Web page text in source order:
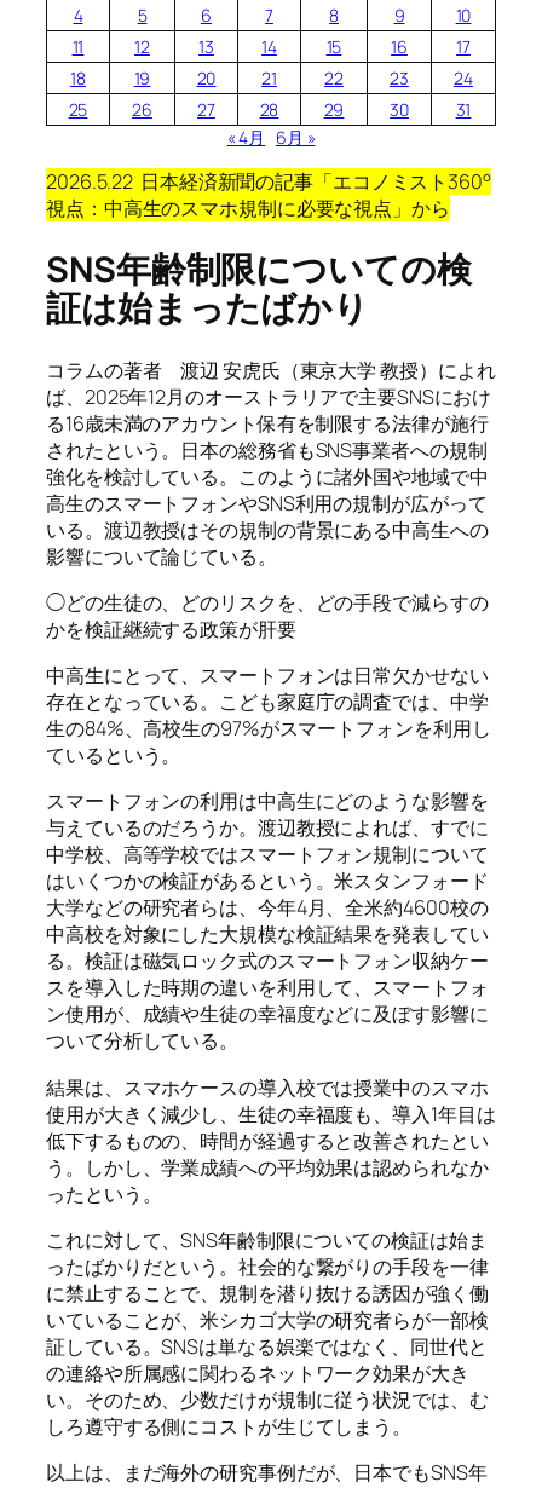
4
5 6 7 8 9
10
11
12 13 14 15 16
17
18
19 20 21 22 23
24
25
26 27 28 29 30
31
« 4月
6月 »
2026.5.22 日本経済新聞の記事「エコノミスト360°
視点：中高生のスマホ規制に必要な視点 」から
SNS年齢制限についての検
証は始まったばかり
コラムの著者 渡辺 安虎氏（東京大学 教授）によれ
ば、2025年12月のオーストラリアで主要SNSにおけ
る16歳未満のアカウント保有を制限する法律が施行
されたという。日本の総務省もSNS事業者への規制
強化を検討している。このように諸外国や地域で中
高生のスマートフォンやSNS利用の規制が広がって
いる。渡辺教授はその規制の背景にある中高生への
影響について論じている。
◯どの生徒の、どのリスクを、どの手段で減らすの
かを検証継続する政策が肝要
中高生にとって、スマートフォンは日常欠かせない
存在となっている。こども家庭庁の調査では、中学
生の84%、高校生の97%がスマートフォンを利用し
ているという。
スマートフォンの利用は中高生にどのような影響を
与えているのだろうか。渡辺教授によれば、すでに
中学校、高等学校ではスマートフォン規制について
はいくつかの検証があるという。米スタンフォード
大学などの研究者らは、今年4月、全米約4600校の
中高校を対象にした大規模な検証結果を発表してい
る。検証は磁気ロック式のスマートフォン収納ケー
スを導入した時期の違いを利用して、スマートフォ
ン使用が、成績や生徒の幸福度などに及ぼす影響に
ついて分析している。
結果は、スマホケースの導入校では授業中のスマホ
使用が大きく減少し、生徒の幸福度も、導入1年目は
低下するものの、時間が経過すると改善されたとい
う。しかし、学業成績への平均効果は認められなか
ったという。
これに対して、SNS年齢制限についての検証は始ま
ったばかりだという。社会的な繋がりの手段を一律
に禁止することで、規制を潜り抜ける誘因が強く働
いていることが、米シカゴ大学の研究者らが一部検
証している。SNSは単なる娯楽ではなく、同世代と
の連絡や所属感に関わるネットワーク効果が大き
い。そのため、少数だけが規制に従う状況では、む
しろ遵守する側にコストが生じてしまう。
以上は、まだ海外の研究事例だが、日本でもSNS年